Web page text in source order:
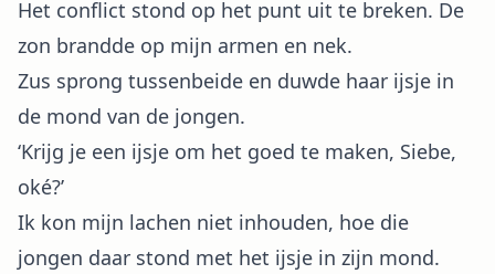
Het conflict stond op het punt uit te breken. De
zon brandde op mijn armen en nek.
Zus sprong tussenbeide en duwde haar ijsje in
de mond van de jongen.
‘Krijg je een ijsje om het goed te maken, Siebe,
oké?’
Ik kon mijn lachen niet inhouden, hoe die
jongen daar stond met het ijsje in zijn mond.